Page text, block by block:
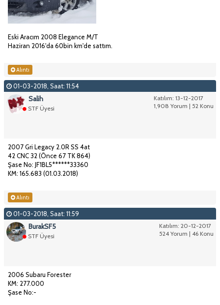
Eski Aracım 2008 Elegance M/T
Haziran 2016'da 60bin km'de sattım.
Alıntı
01-03-2018, Saat: 11:54
Katılım: 13-12-2017
1,908 Yorum | 52 Konu
Salih
STF Üyesi
2007 Gri Legacy 2.0R SS 4at
42 CNC 32 (Önce 67 TK 864)
Şase No: JF1BL5******33360
KM: 165.683 (01.03.2018)
Alıntı
01-03-2018, Saat: 11:59
Katılım: 20-12-2017
524 Yorum | 46 Konu
BurakSF5
STF Üyesi
2006 Subaru Forester
KM: 277.000
Şase No:-